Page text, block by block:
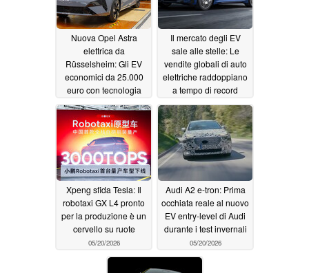
Nuova Opel Astra
elettrica da
Rüsselsheim: Gli EV
economici da 25.000
euro con tecnologia
cinese daranno il via a
un'inversione di
tendenza?06/09/2026
Il mercato degli EV
sale alle stelle: Le
vendite globali di auto
elettriche raddoppiano
a tempo di record
05/21/2026
Xpeng sfida Tesla: Il
robotaxi GX L4 pronto
per la produzione è un
cervello su ruote
05/20/2026
Audi A2 e-tron: Prima
occhiata reale al nuovo
EV entry-level di Audi
durante i test invernali
05/20/2026